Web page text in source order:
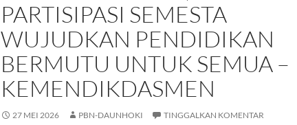
PARTISIPASI SEMESTA
WUJUDKAN PENDIDIKAN
BERMUTU UNTUK SEMUA –
KEMENDIKDASMEN
27 MEI 2026 PBN-DAUNHOKI TINGGALKAN KOMENTAR